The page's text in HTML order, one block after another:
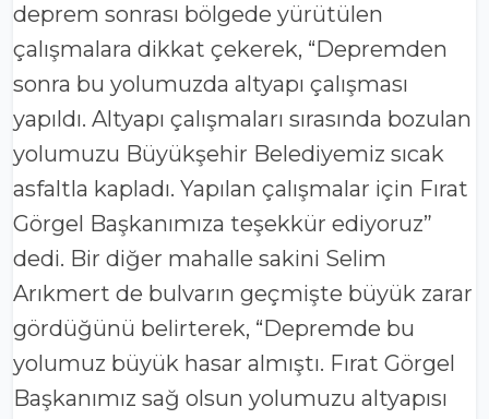
deprem sonrası bölgede yürütülen
çalışmalara dikkat çekerek, “Depremden
sonra bu yolumuzda altyapı çalışması
yapıldı. Altyapı çalışmaları sırasında bozulan
yolumuzu Büyükşehir Belediyemiz sıcak
asfaltla kapladı. Yapılan çalışmalar için Fırat
Görgel Başkanımıza teşekkür ediyoruz”
dedi. Bir diğer mahalle sakini Selim
Arıkmert de bulvarın geçmişte büyük zarar
gördüğünü belirterek, “Depremde bu
yolumuz büyük hasar almıştı. Fırat Görgel
Başkanımız sağ olsun yolumuzu altyapısı